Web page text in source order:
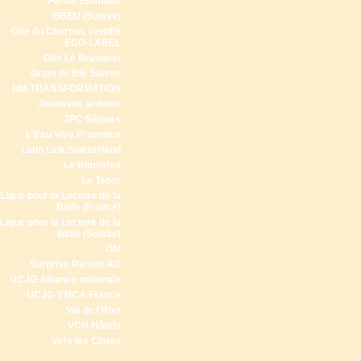
GBEU (Suisse)
Gîte du Charron, certifié
ECO-LABEL
Gite Le Brusquet
Grain de Blé Suisse
HM TRANSFORMATION
Jeunesse ardente
JPC Séjours
L'Eau Vive Provence
Latin Link Switzerland
Le Rimlishof
Le Tabor
Ligue pour la Lecture de la
Bible (France)
Ligue pour la Lecture de la
Bible (Suisse)
OM
Surprise Reisen AG
UCJG Alliance nationale
UCJG-YMCA France
Val de l'Hort
VCH Hôtels
Vers les Cimes